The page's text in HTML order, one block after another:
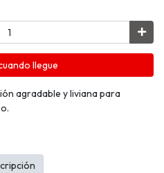
llegue
agradable y liviana para